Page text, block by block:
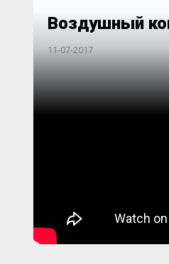
Воздушный
11-07-2017